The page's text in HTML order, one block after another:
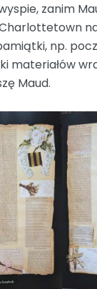
zanim
np.
materiałów
Maud.